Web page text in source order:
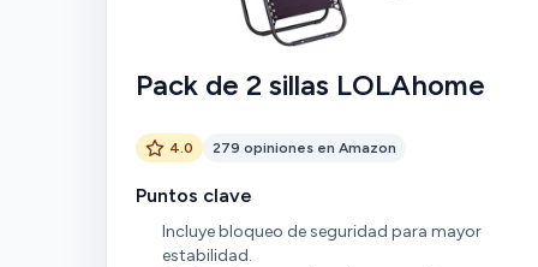
Pack de 2 sillas LOLAhome
4.0 279 opiniones en Amazon
Puntos clave
Incluye bloqueo de seguridad para mayor
estabilidad.